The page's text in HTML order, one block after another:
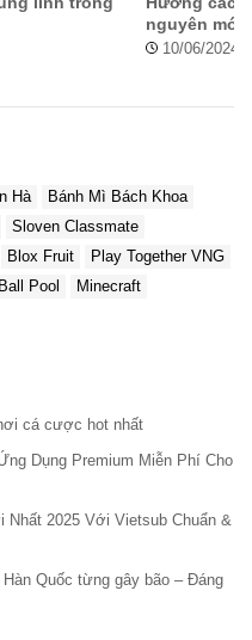
tải game qua link trên
nguyên mới
10/06/2024
Hà
Bánh Mì Bách Khoa
Sloven Classmate
Blox Fruit
Play Together VNG
Pool
Minecraft
cá cược hot nhất
Dụng Premium Miễn Phí Cho
2025 Với Vietsub Chuẩn &
Quốc từng gây bão – Đáng